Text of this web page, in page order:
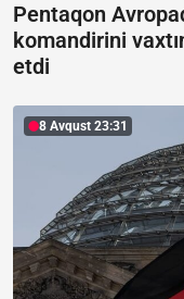
Pentaqon
komandirini
etdi
8 Avqust 23:31